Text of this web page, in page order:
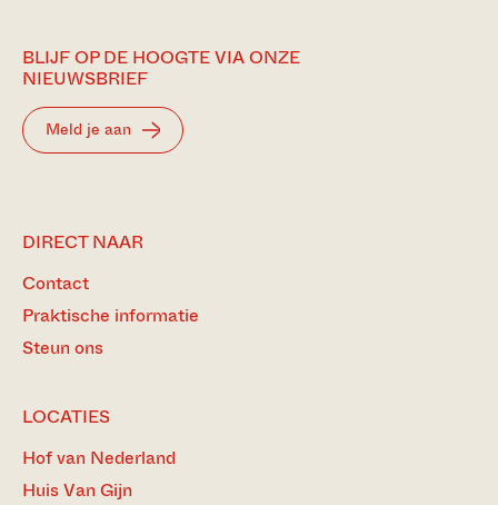
BLIJF OP DE HOOGTE VIA ONZE
NIEUWSBRIEF
Meld je aan
DIRECT NAAR
Contact
Praktische informatie
Steun ons
LOCATIES
Hof van Nederland
Huis Van Gijn